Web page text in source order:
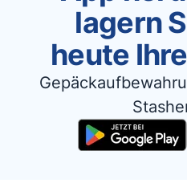
lagern
heute